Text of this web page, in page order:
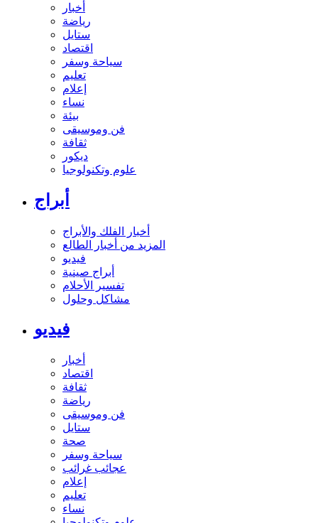
أخبار
رياضة
ستايل
اقتصاد
سياحة وسفر
تعليم
إعلام
نساء
بيئة
فن وموسيقى
ثقافة
ديكور
علوم وتكنولوجيا
أبراج
أخبار الفلك والأبراج
المزيد من أخبار الطالع
فيديو
أبراج صينية
تفسير الأحلام
مشاكل وحلول
فيديو
أخبار
اقتصاد
ثقافة
رياضة
فن وموسيقى
ستايل
صحة
سياحة وسفر
عجائب غرائب
إعلام
تعليم
نساء